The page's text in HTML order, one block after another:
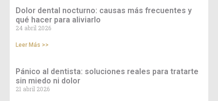
Dolor dental nocturno: causas más frecuentes y
qué hacer para aliviarlo
24 abril 2026
Leer Más >>
Pánico al dentista: soluciones reales para tratarte
sin miedo ni dolor
21 abril 2026